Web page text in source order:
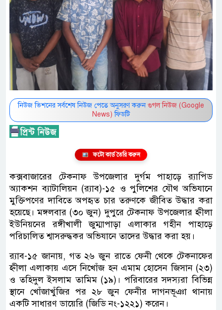
নিউজ ভিশনের সর্বশেষ নিউজ পেতে অনুসরণ করুন গুগল নিউজ (Google
News) ফিডটি
ফটো কার্ড তৈরি করুন
কক্সবাজারের টেকনাফ উপজেলার দুর্গম পাহাড়ে র‌্যাপিড
অ্যাকশন ব্যাটালিয়ন (র‌্যাব)-১৫ ও পুলিশের যৌথ অভিযানে
মুক্তিপণের দাবিতে অপহৃত চার তরুণকে জীবিত উদ্ধার করা
হয়েছে। মঙ্গলবার (৩০ জুন) দুপুরে টেকনাফ উপজেলার হ্নীলা
ইউনিয়নের রঙ্গীখালী জুম্মাপাড়া এলাকার গহীন পাহাড়ে
পরিচালিত শ্বাসরুদ্ধকর অভিযানে তাদের উদ্ধার করা হয়।
র‌্যাব-১৫ জানায়, গত ২৬ জুন রাতে ফেনী থেকে টেকনাফের
হ্নীলা এলাকায় এসে নিখোঁজ হন এমাম হোসেন জিসান (২৩)
ও তহিদুল ইসলাম তামিম (১৯)। পরিবারের সদস্যরা বিভিন্ন
স্থানে খোঁজাখুঁজির পর ২৮ জুন ফেনীর দাগনভূঞা থানায়
একটি সাধারণ ডায়েরি (জিডি নং-১২২১) করেন।